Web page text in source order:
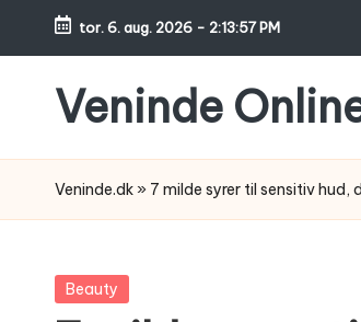
Skip
content
tor. 6. aug. 2026 - 2:13:58 PM
Veninde
venindesnak
bliver
inspiration
Veninde.dk » 7 milde syrer til sensitiv hud,
Posted
Beauty